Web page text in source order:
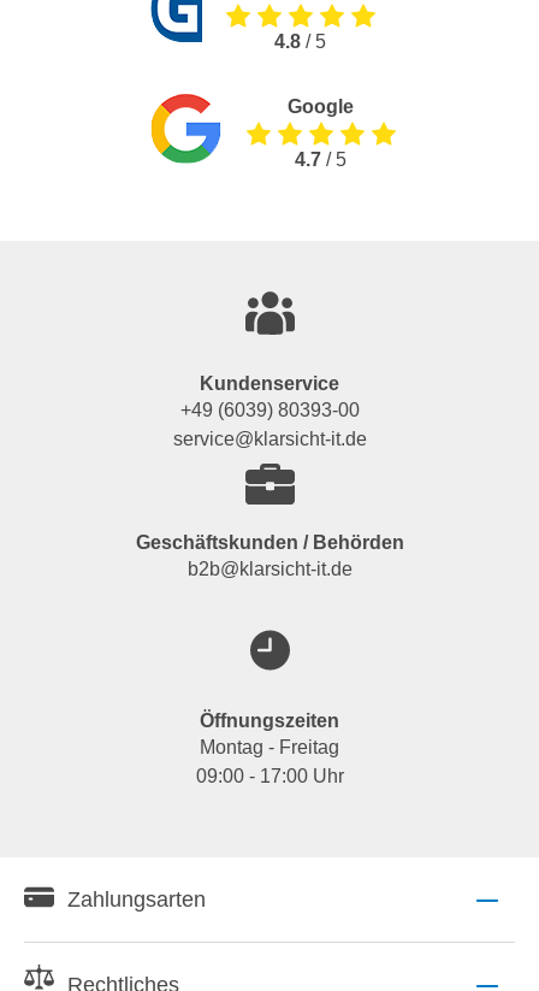
4.8 / 5
Google
4.7 / 5
Kundenservice
+49 (6039) 80393-00
service@klarsicht-it.de
Geschäftskunden / Behörden
b2b@klarsicht-it.de
Öffnungszeiten
Montag - Freitag
09:00 - 17:00 Uhr
Zahlungsarten
Rechtliches